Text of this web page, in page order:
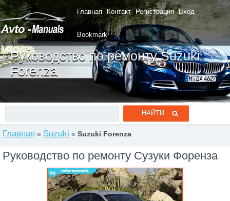
Главная Контакт Регистрация Вход
Bookmark
Руководство по ремонту Suzuki
Forenza
Главная » Suzuki » Suzuki Forenza
Руководство по ремонту Сузуки Форенза